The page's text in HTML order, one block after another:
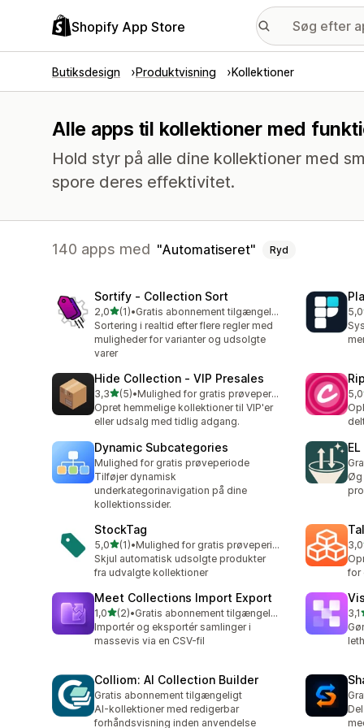
Shopify App Store
Butiksdesign Produktvisning Kollektioner
Alle apps til kollektioner med
Hold styr på alle dine kollektioner med
spore deres effektivitet.
140 apps med Automatiseret Ryd
Sortify ‑ Collection Sort
2,0ud af 5 stjerner
(1)
1 anmeldelser i alt
•
Gratis abonnement tilgængeligt
Sortering i realtid efter flere regler med
muligheder for varianter og udsolgte
varer
5,0
2
Hide Collection ‑ VIP Presales
3,3ud af 5 stjerner
(5)
5 anmeldelser i alt
•
Mulighed for gratis prøveperiode
Opret hemmelige kollektioner til VIP'er
eller udsalg med tidlig adgang.
5,0
3
Dynamic Subcategories
Mulighed for gratis prøveperiode
Tilføjer dynamisk
underkategorinavigation på dine
kollektionssider.
Øg
StockTag
5,0ud af 5 stjerner
(1)
1 anmeldelser i alt
•
Mulighed for gratis prøveperiode
Skjul automatisk udsolgte produkter
fra udvalgte kollektioner
3,0
2
for
Meet Collections Import Export
1,0ud af 5 stjerner
(2)
2 anmeldelser i alt
•
Gratis abonnement tilgængeligt
Importér og eksportér samlinger i
massevis via en CSV-fil
3,1
10
Colliom: AI Collection Builder
Gratis abonnement tilgængeligt
AI-kollektioner med redigerbar
forhåndsvisning inden anvendelse